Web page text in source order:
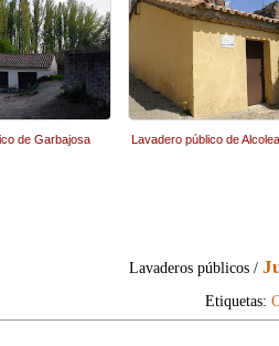
de Garbajosa Lavadero público de
Lavaderos públicos /
Etiquetas: